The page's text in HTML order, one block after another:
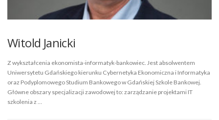
Witold Janicki
Z wykształcenia ekonomista-informatyk-bankowiec. Jest absolwentem
Uniwersytetu Gdańskiego kierunku Cybernetyka Ekonomiczna i Informatyka
oraz Podyplomowego Studium Bankowego w Gdańskiej Szkole Bankowej.
Główne obszary specjalizacji zawodowej to: zarządzanie projektami IT
szkolenia z …